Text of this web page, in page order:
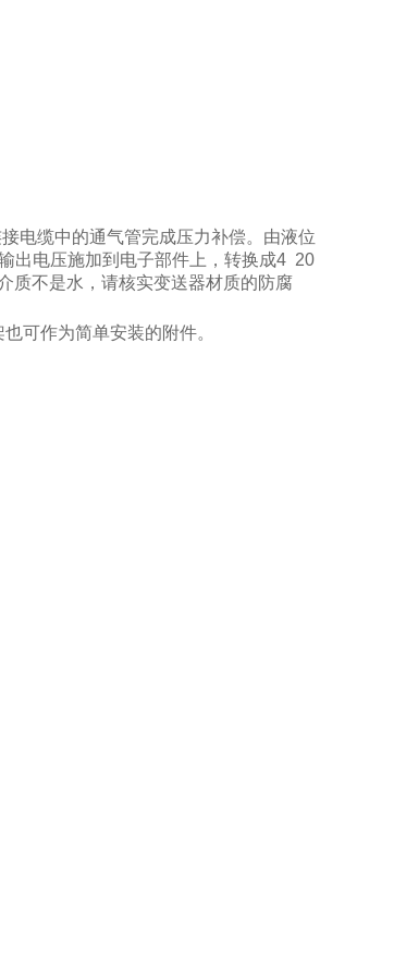
电缆中的通气管完成压力补偿。由液位
出电压施加到电子部件上，转换成4 20
质不是水，请核实变送器材质的防腐
可作为简单安装的附件。